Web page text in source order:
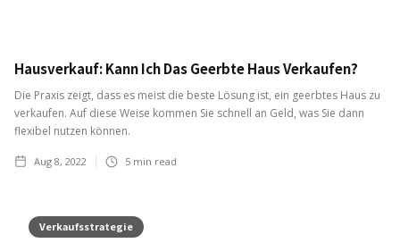
Hausverkauf: Kann Ich Das Geerbte Haus Verkaufen?
Die Praxis zeigt, dass es meist die beste Lösung ist, ein geerbtes Haus zu
verkaufen. Auf diese Weise kommen Sie schnell an Geld, was Sie dann
flexibel nutzen können.
Aug 8, 2022 5 min read
Verkaufsstrategie